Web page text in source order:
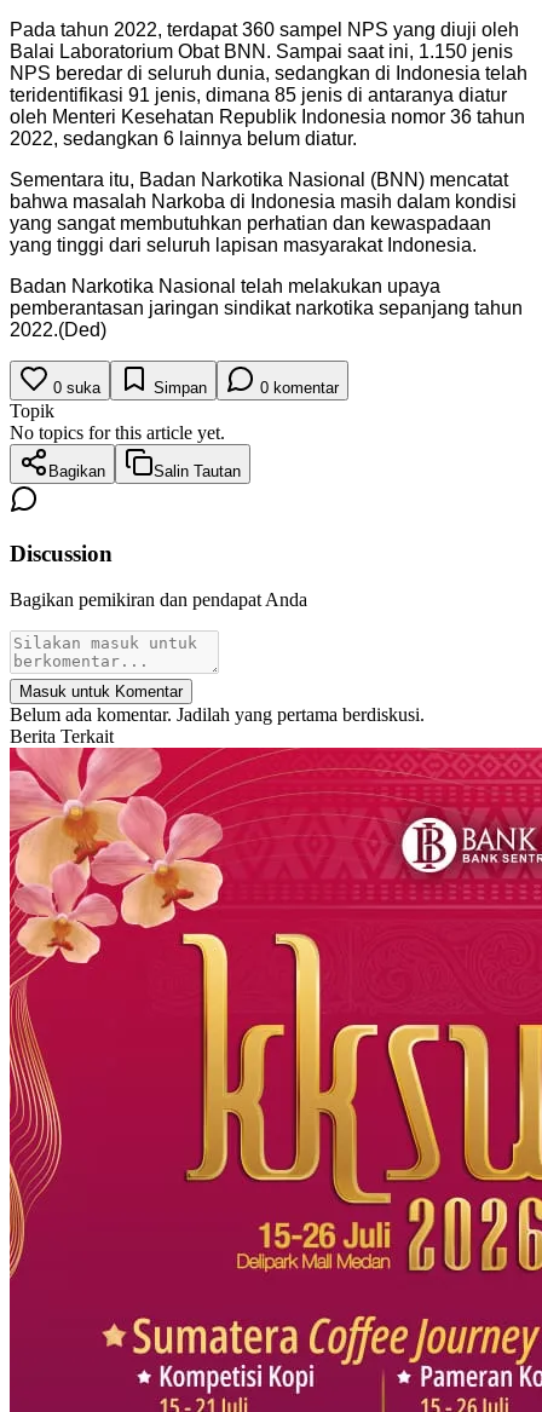
Pada tahun 2022, terdapat 360 sampel NPS yang diuji oleh
Balai Laboratorium Obat BNN. Sampai saat ini, 1.150 jenis
NPS beredar di seluruh dunia, sedangkan di Indonesia telah
teridentifikasi 91 jenis, dimana 85 jenis di antaranya diatur
oleh Menteri Kesehatan Republik Indonesia nomor 36 tahun
2022, sedangkan 6 lainnya belum diatur.
Sementara itu, Badan Narkotika Nasional (BNN) mencatat
bahwa masalah Narkoba di Indonesia masih dalam kondisi
yang sangat membutuhkan perhatian dan kewaspadaan
yang tinggi dari seluruh lapisan masyarakat Indonesia.
Badan Narkotika Nasional telah melakukan upaya
pemberantasan jaringan sindikat narkotika sepanjang tahun
2022.(Ded)
0 suka Simpan 0 komentar
Topik
No topics for this article yet.
Bagikan Salin Tautan
Discussion
Bagikan pemikiran dan pendapat Anda
Masuk untuk Komentar
Belum ada komentar. Jadilah yang pertama berdiskusi.
Berita Terkait